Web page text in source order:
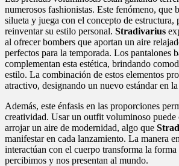
numerosos fashionistas. Este fenómeno, que
silueta y juega con el concepto de estructura,
reinventar su estilo personal. Stradivarius
al ofrecer bombers que aportan un aire
perfectos para la temporada. Los pantalones
complementan esta estética, brindando
estilo. La combinación de estos elementos
atractivo, designando un nuevo estándar en
Además, este énfasis en las proporciones
creatividad. Usar un outfit voluminoso
arrojar un aire de modernidad, algo que
manifestar en cada lanzamiento. La manera
interactúan con el cuerpo transforma la forma
percibimos y nos presentan al mundo.